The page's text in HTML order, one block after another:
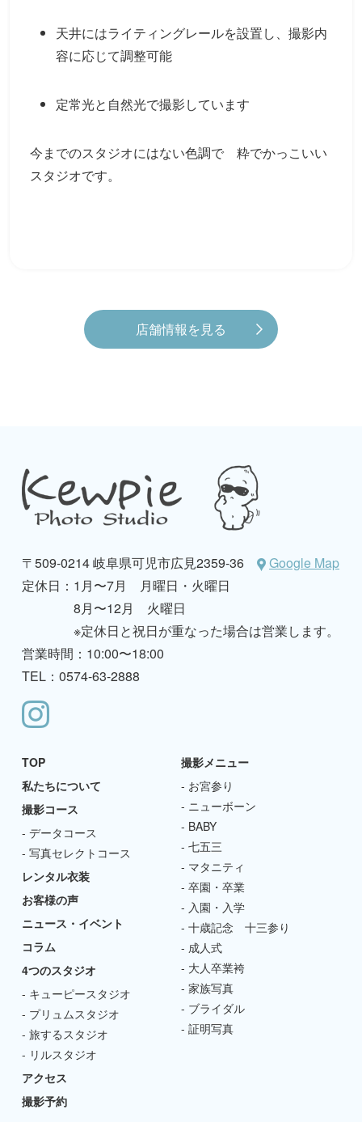
天井にはライティングレールを設置し、撮影内
容に応じて調整可能
定常光と自然光で撮影しています
今までのスタジオにはない色調で 粋でかっこいい
スタジオです。
店舗情報を見る
〒509-0214 岐阜県可児市広見2359-36
Google Map
定休日： 1月〜7月 月曜日・火曜日
8月〜12月 火曜日
※定休日と祝日が重なった場合は営業します。
営業時間：10:00〜18:00
TEL：0574-63-2888
TOP
私たちについて
撮影コース
データコース
写真セレクトコース
レンタル衣装
お客様の声
ニュース・イベント
コラム
4つのスタジオ
キューピースタジオ
プリュムスタジオ
旅するスタジオ
リルスタジオ
アクセス
撮影予約
撮影メニュー
お宮参り
ニューボーン
BABY
七五三
マタニティ
卒園・卒業
入園・入学
十歳記念 十三参り
成人式
大人卒業袴
家族写真
ブライダル
証明写真